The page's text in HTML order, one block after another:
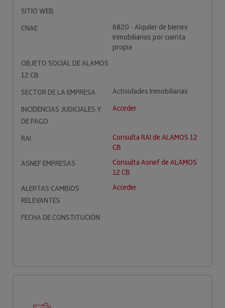
SITIO WEB
CNAE
6820 - Alquiler de bienes
inmobiliarios por cuenta
propia
OBJETO SOCIAL DE ALAMOS
12 CB
SECTOR DE LA EMPRESA
Actividades Inmobiliarias
INCIDENCIAS JUDICIALES Y
DE PAGO
Acceder
RAI
Consulta RAI de ALAMOS 12
CB
ASNEF EMPRESAS
Consulta Asnef de ALAMOS
12 CB
ALERTAS CAMBIOS
RELEVANTES
Acceder
FECHA DE CONSTITUCIÓN